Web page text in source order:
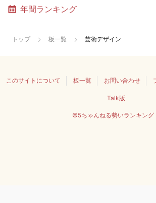
年間ランキング
トップ 板一覧 芸術デザイン
このサイトについて 板一覧 お問い合わせ
Talk版
©5ちゃんねる勢いランキング